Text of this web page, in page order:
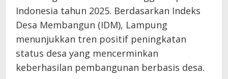
Indonesia tahun 2025. Berdasarkan Indeks
Desa Membangun (IDM), Lampung
menunjukkan tren positif peningkatan
status desa yang mencerminkan
keberhasilan pembangunan berbasis desa.